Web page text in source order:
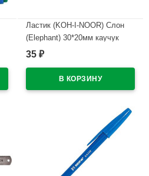
Ластик (KOH-I-NOOR) Слон
(Elephant) 30*20мм каучук
арт.300/60
35 ₽